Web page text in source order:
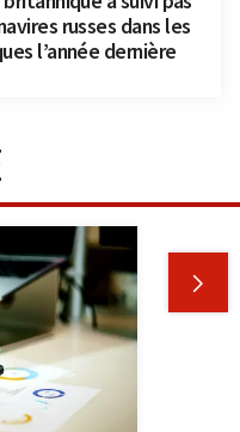
russes dans les
l’année dernière
